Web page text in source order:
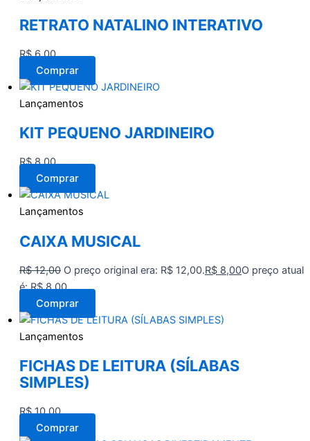
RETRATO NATALINO INTERATIVO
R$6,00
Comprar
Lançamentos
KIT PEQUENO JARDINEIRO
R$8,00
Comprar
Lançamentos
CAIXA MUSICAL
R$12,00 O preço original era: R$ 12,00.R$ 8,00O preço atual
é: R$ 8,00.
Comprar
Lançamentos
FICHAS DE LEITURA (SÍLABAS
SIMPLES)
R$10,00
Comprar